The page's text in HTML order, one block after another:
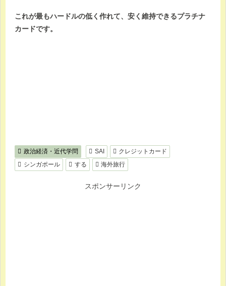
これが最もハードルの低く作れて、安く維持できるプラチナ
カードです。
政治経済・近代学問 SAI
クレジットカード
シンガポール
する 海外旅行
スポンサーリンク